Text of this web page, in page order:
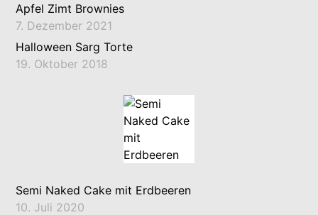
Apfel Zimt Brownies
7. Dezember 2021
Halloween Sarg Torte
19. Oktober 2018
Semi Naked Cake mit Erdbeeren
10. Juli 2020